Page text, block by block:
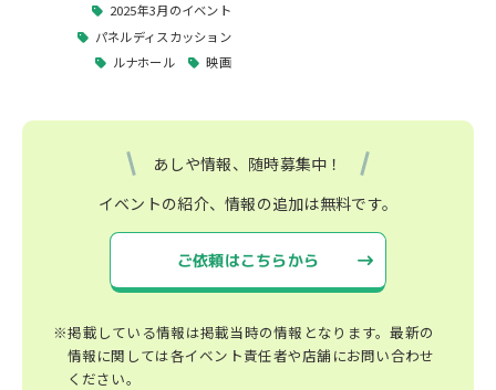
2025年3月のイベント
パネルディスカッション
ルナホール
映画
あしや情報、随時募集中！
イベントの紹介、情報の追加は無料です。
ご依頼はこちらから
※掲載している情報は掲載当時の情報となります。最新の
情報に関しては各イベント責任者や店舗にお問い合わせ
ください。